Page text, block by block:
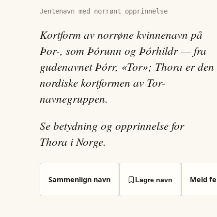
Jentenavn med norrønt opprinnelse
Kortform av norrøne kvinnenavn på
Þor-, som Þórunn og Þórhildr — fra
gudenavnet Þórr, «Tor»; Thora er den
nordiske kortformen av Tor-
navnegruppen.
Se betydning og opprinnelse for
Thora i Norge.
Sammenlign navn Lagre navn Meld